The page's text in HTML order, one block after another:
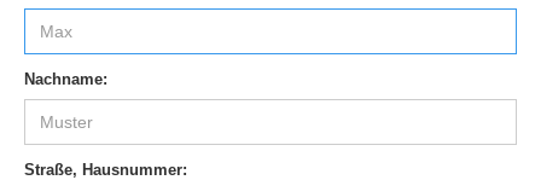
Nachname:
Straße, Hausnummer: